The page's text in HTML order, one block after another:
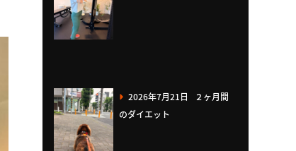
2026年7月21日
２ヶ月間
のダイエット